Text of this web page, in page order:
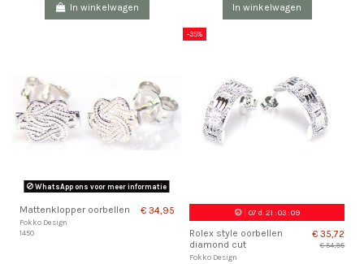
In winkelwagen In winkelwagen
WhatsApp ons voor meer informatie
Mattenklopper oorbellen
Fokko Design
1450
€ 34,95
-35%
07 d. 21 :03:08
Rolex style oorbellen
diamond cut
Fokko Design
€ 35,72
€ 54,95